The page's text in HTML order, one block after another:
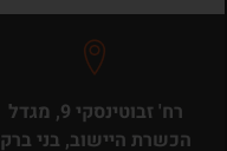
רח' זבוטינסקי 9, מגדל
הכשרת היישוב, בני ברק